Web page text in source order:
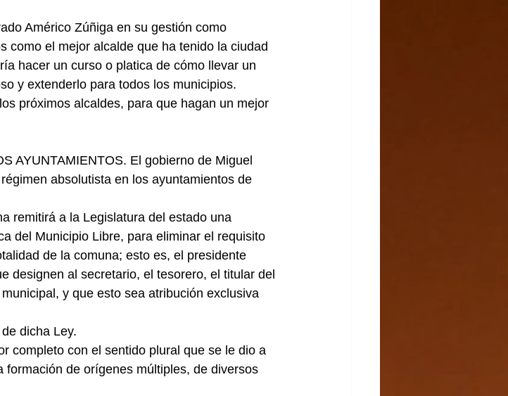
Américo Zúñiga en su gestión como
como el mejor alcalde que ha tenido la ciudad
hacer un curso o platica de cómo llevar un
y extenderlo para todos los municipios.
próximos alcaldes, para que hagan un mejor
AYUNTAMIENTOS. El gobierno de Miguel
absolutista en los ayuntamientos de
remitirá a la Legislatura del estado una
del Municipio Libre, para eliminar el requisito
de la comuna; esto es, el presidente
designen al secretario, el tesorero, el titular del
y que esto sea atribución exclusiva
dicha Ley.
completo con el sentido plural que se le dio a
de orígenes múltiples, de diversos